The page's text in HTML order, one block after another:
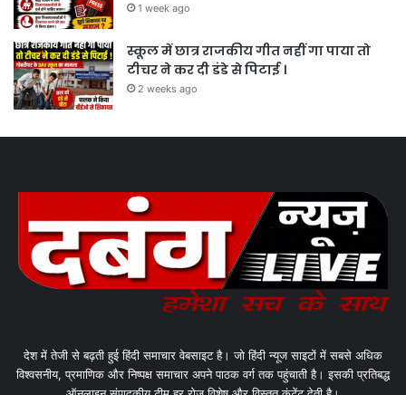
1 week ago
स्कूल में छात्र राजकीय गीत नहीं गा पाया तो
टीचर ने कर दी डंडे से पिटाई ।
2 weeks ago
देश में तेजी से बढ़ती हुई हिंदी समाचार वेबसाइट है। जो हिंदी न्यूज साइटों में सबसे अधिक
विश्वसनीय, प्रमाणिक और निष्पक्ष समाचार अपने पाठक वर्ग तक पहुंचाती है। इसकी प्रतिबद्ध